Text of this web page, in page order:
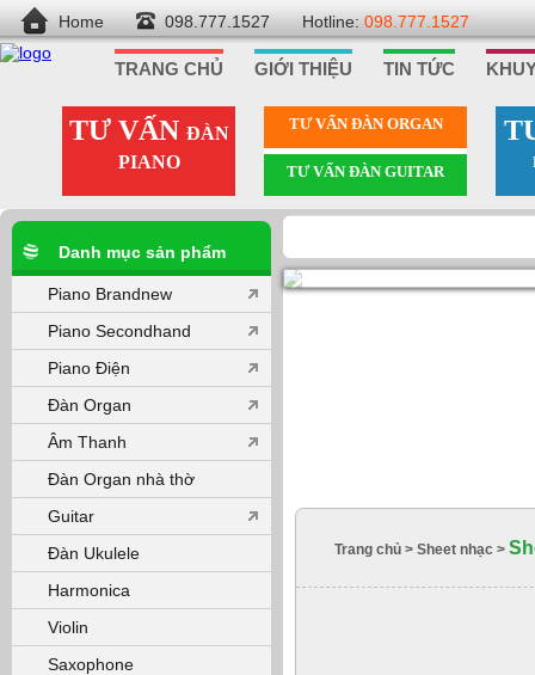
Home 098.777.1527 Hotline: 098.777.1527
TRANG CHỦ GIỚI THIỆU TIN TỨC
TƯ VẤN ĐÀN
PIANO
TƯ VẤN ÐÀN ORGAN
TƯ VẤN ÐÀN GUITAR
Danh mục sản phẩm
Piano Brandnew
Piano Secondhand
Piano Điện
Đàn Organ
Âm Thanh
Đàn Organ nhà thờ
Guitar
Đàn Ukulele
Harmonica
Violin
Saxophone
Trang chủ > Sheet nhạc >